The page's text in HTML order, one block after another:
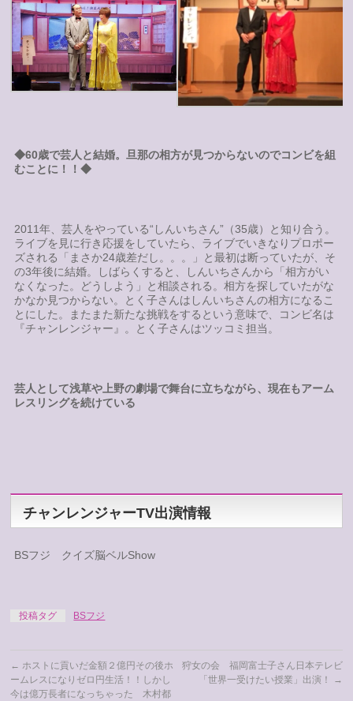
◆60歳で芸人と結婚。旦那の相方が見つからないのでコンビを組
むことに！！◆
2011年、芸人をやっている“しんいちさん”（35歳）と知り合う。
ライブを見に行き応援をしていたら、ライブでいきなりプロポー
ズされる「まさか24歳差だし。。。」と最初は断っていたが、そ
の3年後に結婚。しばらくすると、しんいちさんから「相方がい
なくなった。どうしよう」と相談される。相方を探していたがな
かなか見つからない。とく子さんはしんいちさんの相方になるこ
とにした。またまた新たな挑戦をするという意味で、コンビ名は
『チャンレンジャー』。とく子さんはツッコミ担当。
芸人として浅草や上野の劇場で舞台に立ちながら、現在もアーム
レスリングを続けている
チャンレンジャーTV出演情報
BSフジ クイズ脳ベルShow
投稿タグ BSフジ
← ホストに貢いだ金額２億円その後ホ
ームレスになりゼロ円生活！！しかし
今は億万長者になっちゃった 木村都
狩女の会 福岡富士子さん日本テレビ
「世界一受けたい授業」出演！
→